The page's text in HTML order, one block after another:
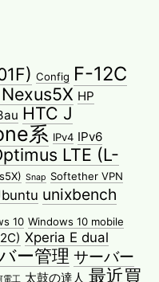
Config F-12C
HP
HTC J
系 IPv4 IPv6
LTE (L-
Snap Softether VPN
unixbench
10 Windows 10 mobile
Xperia E dual
ー管理 サーバー
電工 太鼓の達人 最近買